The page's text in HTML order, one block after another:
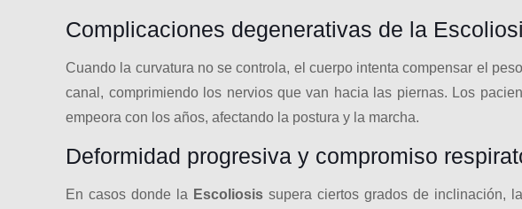
Complicaciones degenerativas de la
Cuando la curvatura no se controla, el cuerpo intenta compensar el
canal, comprimiendo los nervios que van hacia las piernas. Los
empeora con los años, afectando la postura y la marcha.
Deformidad progresiva y compromiso
En casos donde la Escoliosissupera ciertos grados de inclinación,